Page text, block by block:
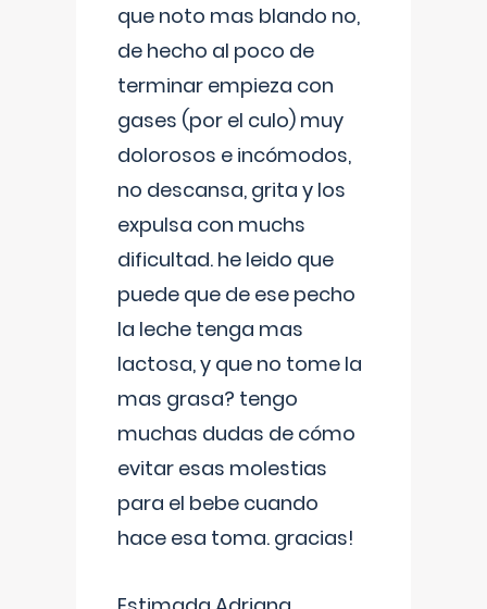
que noto mas blando no,
de hecho al poco de
terminar empieza con
gases (por el culo) muy
dolorosos e incómodos,
no descansa, grita y los
expulsa con muchs
dificultad. he leido que
puede que de ese pecho
la leche tenga mas
lactosa, y que no tome la
mas grasa? tengo
muchas dudas de cómo
evitar esas molestias
para el bebe cuando
hace esa toma. gracias!